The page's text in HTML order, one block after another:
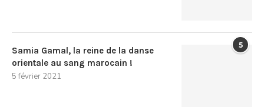
5
Samia Gamal, la reine de la danse
orientale au sang marocain !
5 février 2021